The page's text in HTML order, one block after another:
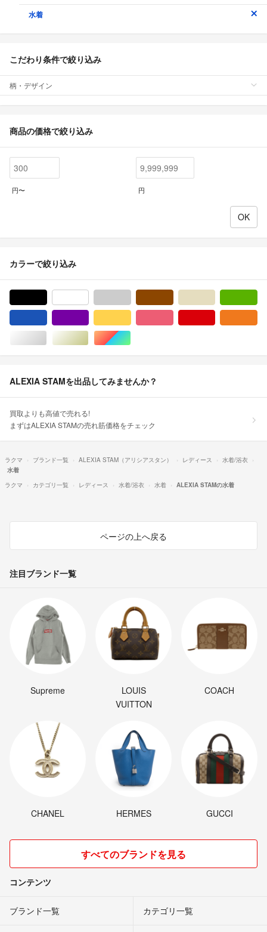
水着
こだわり条件で絞り込み
柄・デザイン
商品の価格で絞り込み
円〜 円
カラーで絞り込み
シルバー/銀色系ゴールド/金色系マルチカラー
ALEXIA STAMを出品してみませんか？
買取よりも高値で売れる!
まずはALEXIA STAMの売れ筋価格をチェック
ラクマ ブランド一覧 ALEXIA STAM（アリシアスタン） レディース
水着/浴衣
水着
ラクマ
カテゴリ一覧 レディース 水着/浴衣 水着 ALEXIA STAMの水着
ページの上へ戻る
注目ブランド一覧
Supreme
LOUIS
VUITTON
COACH
CHANEL HERMES GUCCI
すべてのブランドを見る
コンテンツ
ブランド一覧 カテゴリ一覧